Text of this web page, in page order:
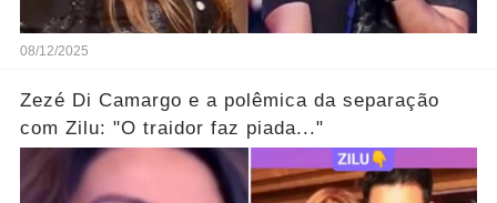
08/12/2025
Zezé Di Camargo e a polêmica da separação
com Zilu: "O traidor faz piada..."